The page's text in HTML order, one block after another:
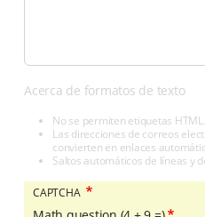
Acerca de formatos de texto
No se permiten etiquetas HTML.
Las direcciones de correos
convierten en enlaces
Saltos automáticos de líneas y
CAPTCHA